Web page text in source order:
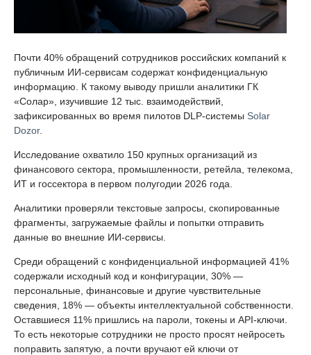
Почти 40% обращений сотрудников российских компаний к
публичным ИИ-сервисам содержат конфиденциальную
информацию. К такому выводу пришли аналитики ГК
«Солар», изучившие 12 тыс. взаимодействий,
зафиксированных во время пилотов DLP-системы Solar
Dozor.
Исследование охватило 150 крупных организаций из
финансового сектора, промышленности, ретейла, телекома,
ИТ и госсектора в первом полугодии 2026 года.
Аналитики проверяли текстовые запросы, скопированные
фрагменты, загружаемые файлы и попытки отправить
данные во внешние ИИ-сервисы.
Среди обращений с конфиденциальной информацией 41%
содержали исходный код и конфигурации, 30% —
персональные, финансовые и другие чувствительные
сведения, 18% — объекты интеллектуальной собственности.
Оставшиеся 11% пришлись на пароли, токены и API-ключи.
То есть некоторые сотрудники не просто просят нейросеть
поправить запятую, а почти вручают ей ключи от